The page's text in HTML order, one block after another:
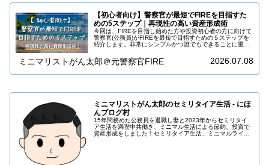
【初心者向け】警察官が最短でFIREを目指すた
めの5ステップ｜再現性の高い資産形成術
今回は、FIREを目指し始めた方や投資初心者の方に向けて
警察官(公務員)がFIREを最短で目指すための５ステップを
紹介します。非常にシンプルかつ誰でもできることに重点
ていただきたいと思いま…
ミニマリストがん太郎＠元警察官FIRE 2026.07.08
ミニマリストがん太郎のセミリタイア生活 - にほ
んブログ村
15年間務めた公務員を退職し妻と2023年からセミリタイ
ア生活を満喫中共働き、ミニマル生活による節約、投資で
資産形成をしました！セミリタイア生活、ミニマルライ